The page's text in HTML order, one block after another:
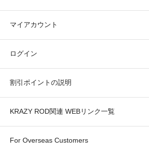
マイアカウント
ログイン
割引ポイントの説明
KRAZY ROD関連 WEBリンク一覧
For Overseas Customers